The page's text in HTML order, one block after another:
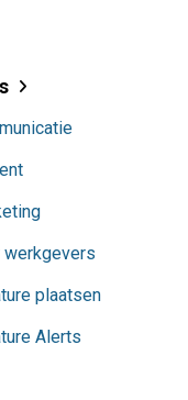
werkgevers
plaatsen
Alerts